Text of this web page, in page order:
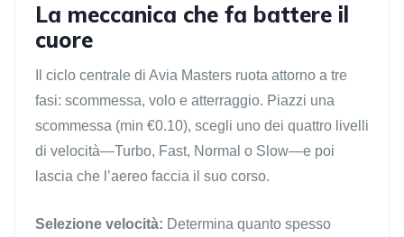
La meccanica che fa battere il
cuore
Il ciclo centrale di Avia Masters ruota attorno a tre
fasi: scommessa, volo e atterraggio. Piazzi una
scommessa (min €0.10), scegli uno dei quattro livelli
di velocità—Turbo, Fast, Normal o Slow—e poi
lascia che l’aereo faccia il suo corso.
Selezione velocità: Determina quanto spesso